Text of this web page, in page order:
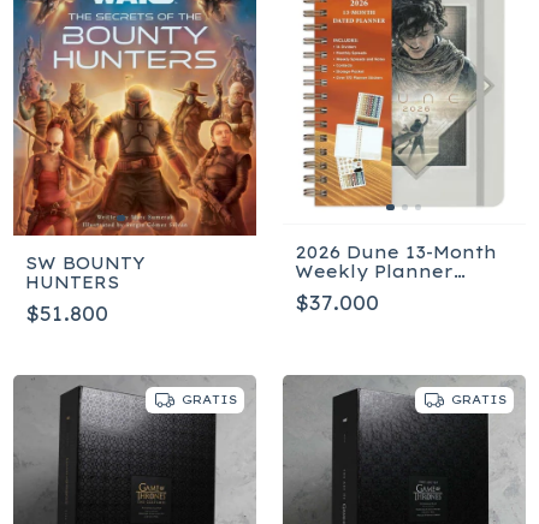
SW BOUNTY
HUNTERS
$51.800
2026 Dune 13-Month
Weekly Planner
Encuadernación en
espiral
$37.000
GRATIS GRATIS